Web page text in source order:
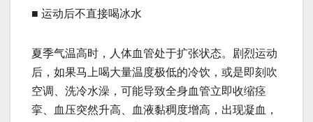
■ 运动后不直接喝冰水
夏季气温高时，人体血管处于扩张状态。剧烈运动
后，如果马上喝大量温度极低的冷饮，或是即刻吹
空调、洗冷水澡，可能导致全身血管立即收缩痉
挛、血压突然升高、血液黏稠度增高，出现凝血，